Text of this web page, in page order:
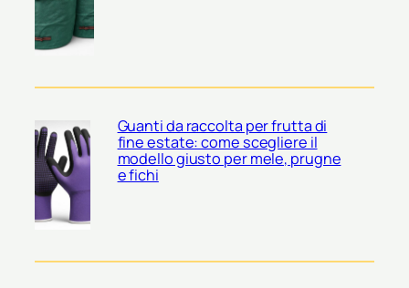
Guanti da raccolta per frutta di
fine estate: come scegliere il
modello giusto per mele, prugne
e fichi